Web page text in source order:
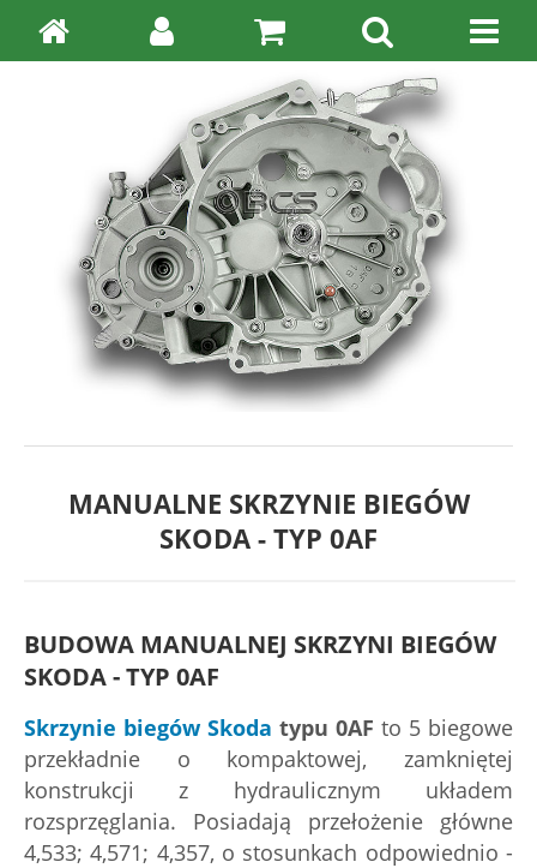
MANUALNE SKRZYNIE BIEGÓW
SKODA - TYP 0AF
BUDOWA MANUALNEJ SKRZYNI BIEGÓW
SKODA - TYP 0AF
Skrzynie biegów Skoda typu 0AF to 5 biegowe
przekładnie o kompaktowej, zamkniętej
konstrukcji z hydraulicznym układem
rozsprzęglania. Posiadają przełożenie główne
4,533; 4,571; 4,357, o stosunkach odpowiednio -